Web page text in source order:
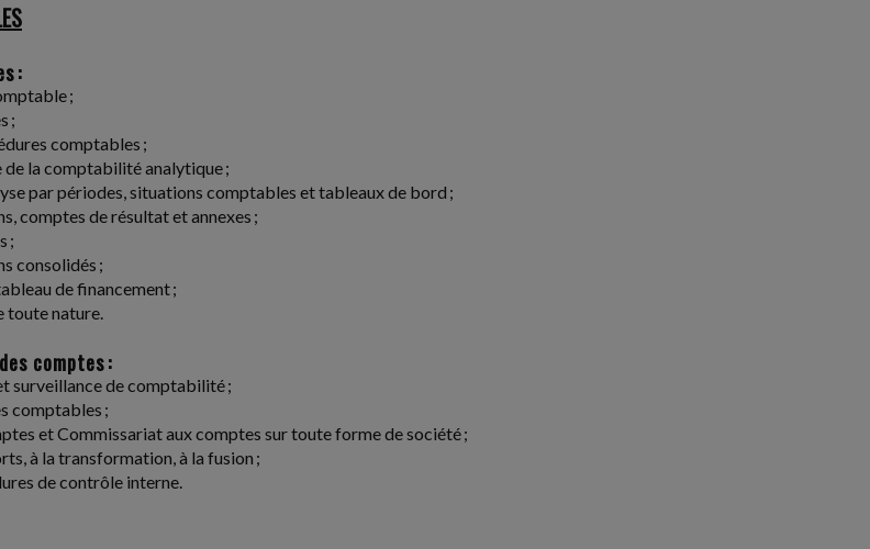
:
;
;
comptables ;
la comptabilité analytique ;
par périodes, situations comptables et tableaux de bord ;
comptes de résultat et annexes ;
;
consolidés ;
de financement ;
toute nature.
comptes :
surveillance de comptabilité ;
comptables ;
et Commissariat aux comptes sur toute forme de société ;
à la transformation, à la fusion ;
de contrôle interne.